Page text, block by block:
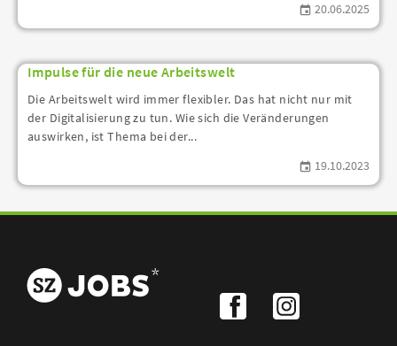
20.06.2025
Impulse für die neue Arbeitswelt
Die Arbeitswelt wird immer flexibler. Das hat nicht nur mit
der Digitalisierung zu tun. Wie sich die Veränderungen
auswirken, ist Thema bei der...
19.10.2023